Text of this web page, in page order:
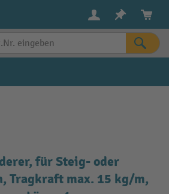
für Steig- oder
Tragkraft max. 15 kg/m,